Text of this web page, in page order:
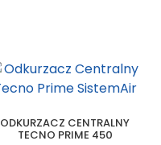
ODKURZACZ CENTRALNY
TECNO PRIME 450